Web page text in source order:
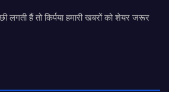
लगती हैं तो किर्पया हमारी खबरों को शेयर जरूर